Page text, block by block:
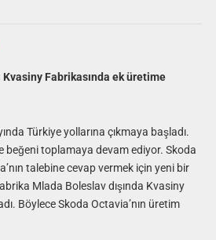
Fabrikasında ek üretime
Türkiye yollarına çıkmaya başladı.
beğeni toplamaya devam ediyor. Skoda
talebine cevap vermek için yeni bir
Mlada Boleslav dışında Kvasiny
Böylece Skoda Octavia’nın üretim